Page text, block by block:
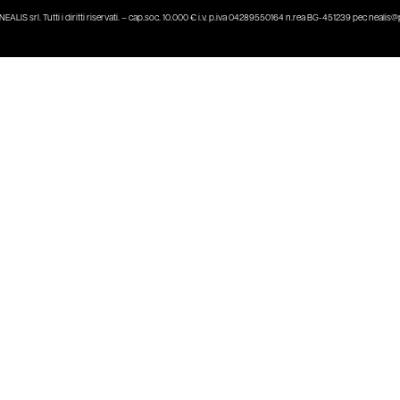
srl. Tutti i diritti riservati. – cap.soc. 10.000 € i.v. p.iva 04289550164 n.rea BG-451239 pec